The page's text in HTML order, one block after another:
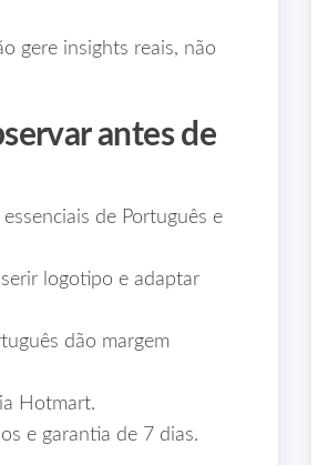
gere insights reais, não
antes de
de Português e
logotipo e adaptar
dão margem
Hotmart.
e garantia de 7 dias.